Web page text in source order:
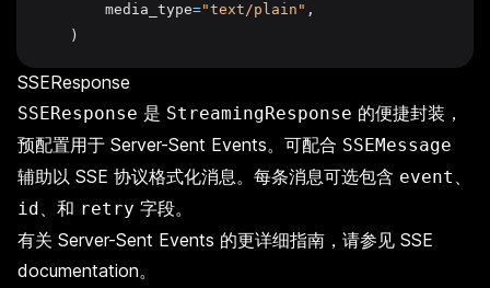
        media_type
="text/plain" ,
    )
SSEResponse
SSEResponse 是 StreamingResponse 的便捷封装，
预配置用于 Server-Sent Events。可配合 SSEMessage
辅助以 SSE 协议格式化消息。每条消息可选包含 event 、
id、和 retry 字段。
有关 Server-Sent Events 的更详细指南，请参见 SSE
documentation。